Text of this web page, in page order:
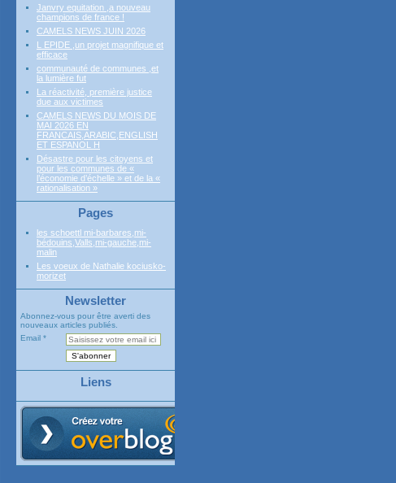
Janvry equitation ,a nouveau
champions de france !
CAMELS NEWS JUIN 2026
L EPIDE ,un projet magnifique et
efficace
communauté de communes ,et
la lumière fut
La réactivité, première justice
due aux victimes
CAMELS NEWS DU MOIS DE
MAI 2026 EN
FRANCAIS,ARABIC,ENGLISH
ET ESPANOL H
Désastre pour les citoyens et
pour les communes de «
l’économie d’échelle » et de la «
rationalisation »
Pages
les schoettl mi-barbares,mi-
bédouins,Valls,mi-gauche,mi-
malin
Les voeux de Nathalie kociusko-
morizet
Newsletter
Abonnez-vous pour être averti des
nouveaux articles publiés.
Email
Liens